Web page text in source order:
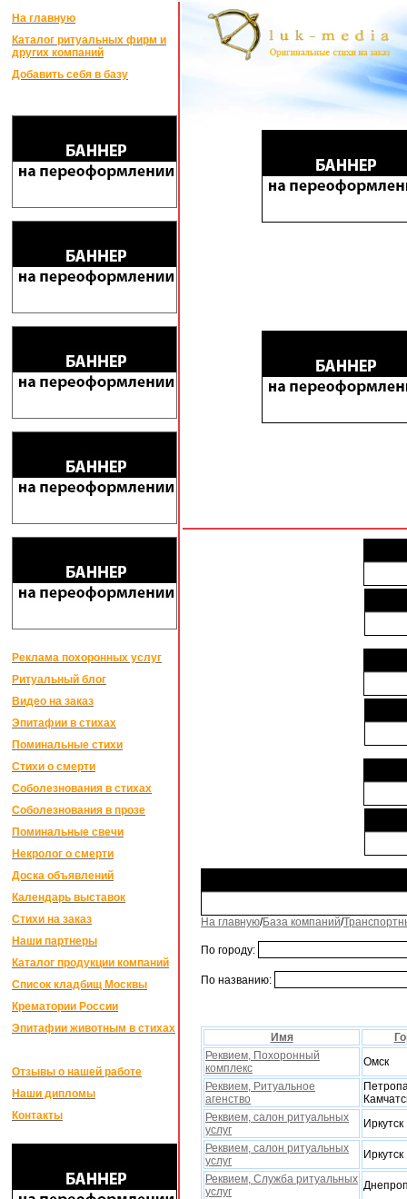
На главную
Каталог ритуальных фирм и
других компаний
Добавить себя в базу
Реклама похоронных услуг
Ритуальный блог
Видео на заказ
Эпитафии в стихах
Поминальные стихи
Стихи о смерти
Соболезнования в стихах
Соболезнования в прозе
Поминальные свечи
Некролог о смерти
Доска объявлений
Календарь выставок
Стихи на заказ
Наши партнеры
Каталог продукции компаний
Список кладбищ Москвы
Крематории России
Эпитафии животным в стихах
Отзывы о нашей работе
Наши дипломы
Контакты
На главную/База компаний/
По городу:
По названию:
Имя
Реквием, Поxоронный
комплекс
Омск
Реквием, Ритуальное
агенство
Реквием, салон ритуальных
услуг
Иркутск
Реквием, салон ритуальных
услуг
Иркутск
Реквием, Служба ритуальныx
услуг